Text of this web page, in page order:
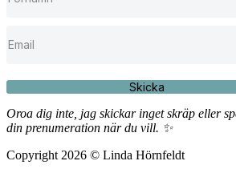
Skicka
Oroa dig inte, jag skickar inget skräp eller
din prenumeration när du vill. ✨
Copyright 2026 © Linda Hörnfeldt